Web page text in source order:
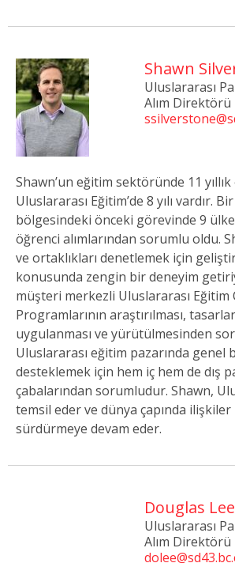
Shawn
Uluslararası
Alım Direktörü
Shawn’un eğitim sektöründe 11
Uluslararası Eğitim’de 8 yılı vardır.
bölgesindeki önceki görevinde 9
öğrenci alımlarından sorumlu oldu.
ve ortaklıkları denetlemek için
konusunda zengin bir deneyim
müşteri merkezli Uluslararası Eğitim
Programlarının araştırılması,
uygulanması ve yürütülmesinden
Uluslararası eğitim pazarında genel
desteklemek için hem iç hem de dış
çabalarından sorumludur. Shawn,
temsil eder ve dünya çapında
sürdürmeye devam eder.
Douglas Lee
Uluslararası
Alım Direktörü